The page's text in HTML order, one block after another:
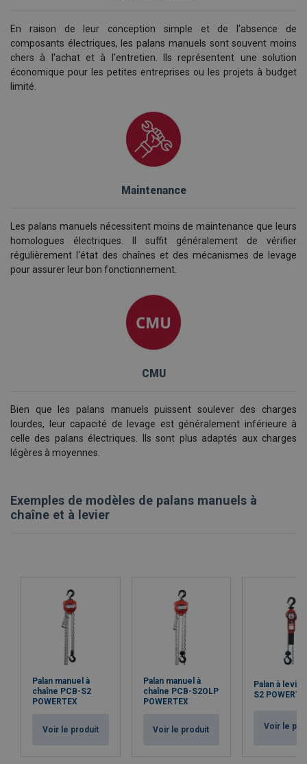
En raison de leur conception simple et de l'absence de
composants électriques, les palans manuels sont souvent moins
chers à l'achat et à l'entretien. Ils représentent une solution
économique pour les petites entreprises ou les projets à budget
limité.
Maintenance
Les palans manuels nécessitent moins de maintenance que leurs
homologues électriques. Il suffit généralement de vérifier
régulièrement l'état des chaînes et des mécanismes de levage
pour assurer leur bon fonctionnement.
CMU
Bien que les palans manuels puissent soulever des charges
lourdes, leur capacité de levage est généralement inférieure à
celle des palans électriques. Ils sont plus adaptés aux charges
légères à moyennes.
Exemples de modèles de palans manuels à
chaîne et à levier
Palan manuel à
chaîne PCB-S2
POWERTEX
Voir le produit
Palan manuel à
chaîne PCB-S2OLP
POWERTEX
Voir le produit
Palan à
S2
Voir le